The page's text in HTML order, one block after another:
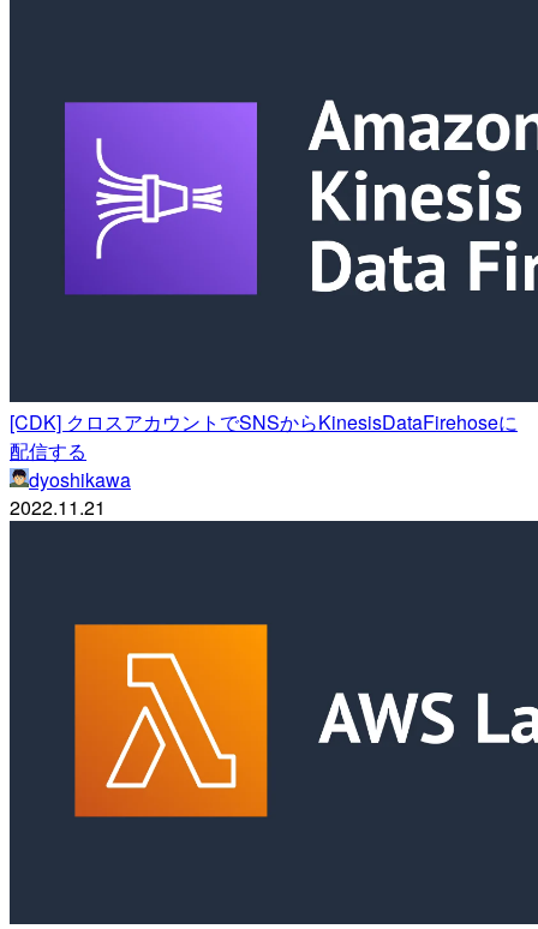
[CDK] クロスアカウントでSNSからKinesisDataFirehoseに
配信する
dyoshikawa
2022.11.21